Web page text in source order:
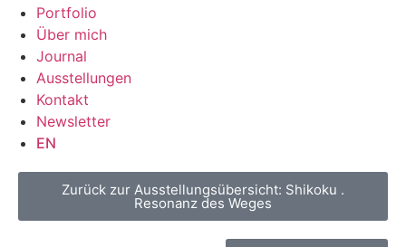
Portfolio
Über mich
Journal
Ausstellungen
Kontakt
Newsletter
EN
Zurück zur Ausstellungsübersicht: Shikoku .
Resonanz des Weges